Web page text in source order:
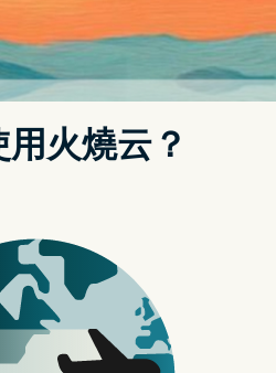
I/O 2022 大会前後将推出
定会在大会举办期间，发表
得知的相关讯息不多，仅得知
6GB 系统记忆体，以及与
机。此外 Pixel 6a 也可能加入
，但价位更为便宜的机种。想体
的玩家往往会特别锁定这点来比
个更好的印象，或许就有机会创
卖的机种之一。